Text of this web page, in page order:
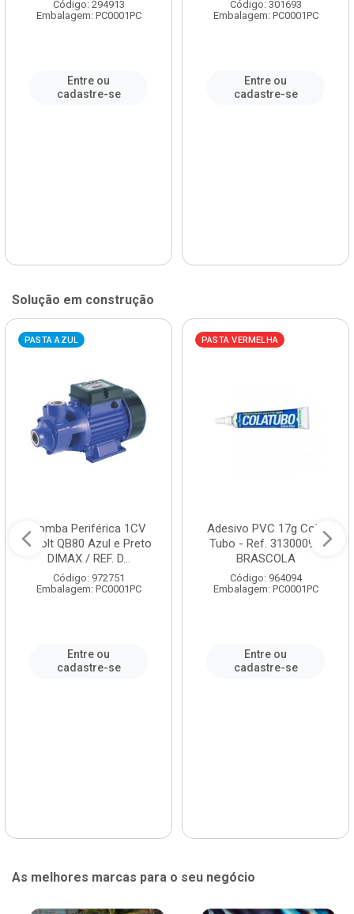
Código: 294913
Embalagem: PC0001PC
Entre ou
cadastre-se
Código: 301693
Embalagem: PC0001PC
Entre ou
cadastre-se
Solução em construção
PASTA AZUL
Bomba Periférica 1CV
Bivolt QB80 Azul e Preto
DIMAX / REF. D...
Código: 972751
Embalagem: PC0001PC
Entre ou
cadastre-se
PASTA VERMELHA
Adesivo PVC 17g Cola
Tubo - Ref. 3130009 -
BRASCOLA
Código: 964094
Embalagem: PC0001PC
Entre ou
cadastre-se
As melhores marcas para o seu negócio